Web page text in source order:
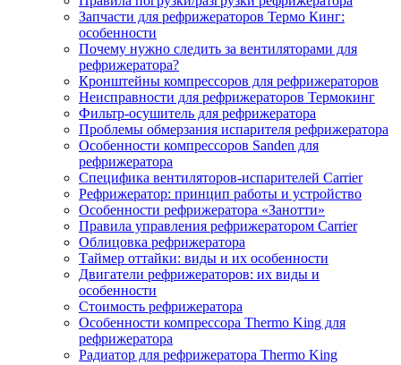
Запчасти для рефрижераторов Термо Кинг:
особенности
Почему нужно следить за вентиляторами для
рефрижератора?
Кронштейны компрессоров для рефрижераторов
Неисправности для рефрижераторов Термокинг
Фильтр-осушитель для рефрижератора
Проблемы обмерзания испарителя рефрижератора
Особенности компрессоров Sanden для
рефрижератора
Специфика вентиляторов-испарителей Carrier
Рефрижератор: принцип работы и устройство
Особенности рефрижератора «Занотти»
Правила управления рефрижератором Carrier
Облицовка рефрижератора
Таймер оттайки: виды и их особенности
Двигатели рефрижераторов: их виды и
особенности
Стоимость рефрижератора
Особенности компрессора Thermo King для
рефрижератора
Радиатор для рефрижератора Thermo King